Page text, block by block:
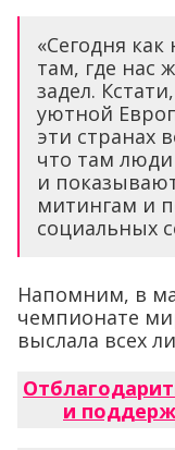
«Сегодня
там, где нас
задел.
уютной
эти странах
что там
и
митингам и
социальных
Напомним, в
чемпионате
выслала всех
и